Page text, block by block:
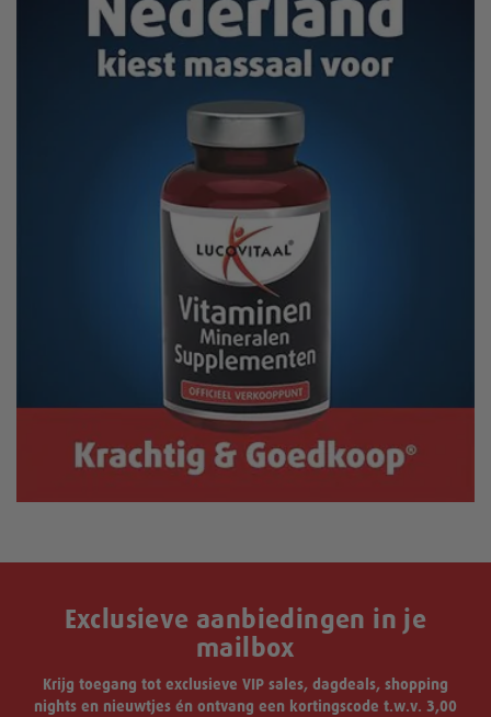
Exclusieve aanbiedingen in je
mailbox
Krijg toegang tot exclusieve VIP sales, dagdeals, shopping
nights en nieuwtjes én ontvang een kortingscode t.w.v. 3,00